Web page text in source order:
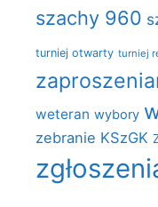
szachy 960
turniej otwarty turniej
weteran wybory
zebranie KSzGK